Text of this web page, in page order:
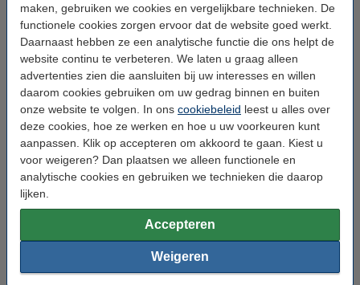
maken, gebruiken we cookies en vergelijkbare technieken. De
functionele cookies zorgen ervoor dat de website goed werkt.
Daarnaast hebben ze een analytische functie die ons helpt de
website continu te verbeteren. We laten u graag alleen
advertenties zien die aansluiten bij uw interesses en willen
daarom cookies gebruiken om uw gedrag binnen en buiten
onze website te volgen. In ons cookiebeleid leest u alles over
deze cookies, hoe ze werken en hoe u uw voorkeuren kunt
aanpassen. Klik op accepteren om akkoord te gaan. Kiest u
voor weigeren? Dan plaatsen we alleen functionele en
analytische cookies en gebruiken we technieken die daarop
lijken.
Accepteren
Weigeren
Toepassing: Stroomvoorziening
Noodstroom functie: Ja, tot 2500 W continu
Diepte van ontlading: 90%
Waterproof: IP65
Aantal cellen: 30
Energieverbruik (actief): 4.000 W
Extra info:
PDF
Li-FePO4